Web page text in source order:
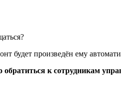
будет произведён ему
к сотрудникам